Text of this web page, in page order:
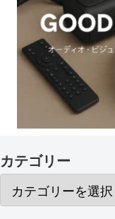
カテゴリー